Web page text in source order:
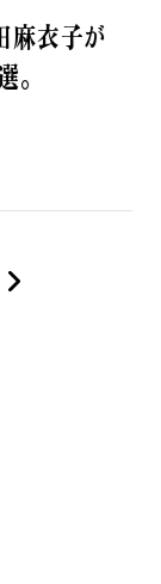
麻衣子が